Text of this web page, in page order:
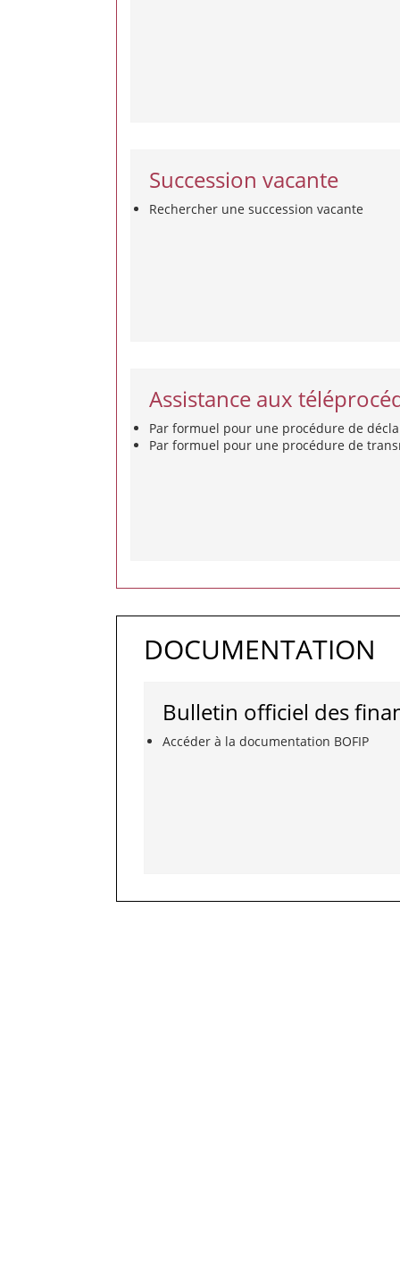
Succession vacante
Rechercher une succession vacante
Assistance aux
Par formuel pour une procédure de
Par formuel pour une procédure de
DOCUMENTATION
Bulletin officiel des
Accéder à la documentation BOFIP